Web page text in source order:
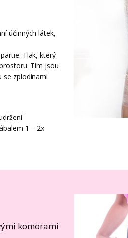
účinných látek,
Tlak, který
Tím jsou
se zplodinami
1 – 2x
komorami